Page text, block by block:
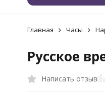
Главная Часы
Русское
Написать отзыв